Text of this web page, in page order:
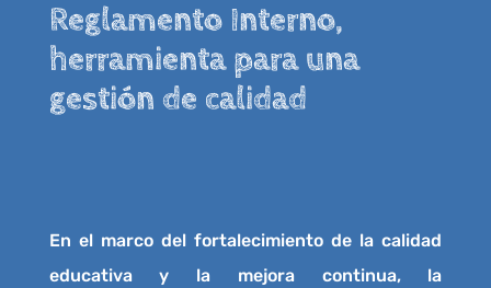
Reglamento Interno,
herramienta para una
gestión de calidad
En el marco del fortalecimiento de la calidad
educativa y la mejora continua, la